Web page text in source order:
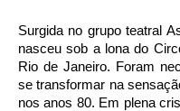
Surgida no grupo teatral
nasceu sob a lona do
Rio de Janeiro. Foram
se transformar na
nos anos 80. Em plena